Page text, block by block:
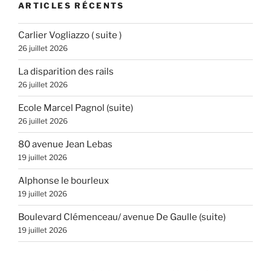
ARTICLES RÉCENTS
Carlier Vogliazzo ( suite )
26 juillet 2026
La disparition des rails
26 juillet 2026
Ecole Marcel Pagnol (suite)
26 juillet 2026
80 avenue Jean Lebas
19 juillet 2026
Alphonse le bourleux
19 juillet 2026
Boulevard Clémenceau/ avenue De Gaulle (suite)
19 juillet 2026